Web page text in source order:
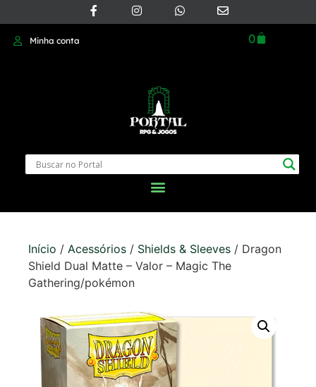
Minha conta 0
Início / Acessórios / Shields & Sleeves / Dragon
Shield Dual Matte – Valor – Magic The
Gathering/pokémon